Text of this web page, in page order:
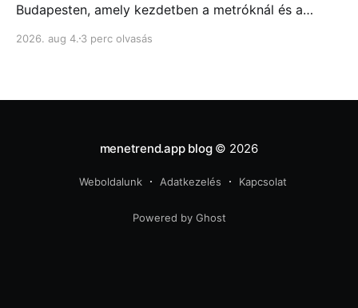
Budapesten, amely kezdetben a metróknál és a
ajtóhoz állj a leggyorsabb átszállás érdekében...
2026. aug 4. 3 perc olvasás
menetrend.app blog© 2026
Weboldalunk Adatkezelés Kapcsolat
Powered by Ghost